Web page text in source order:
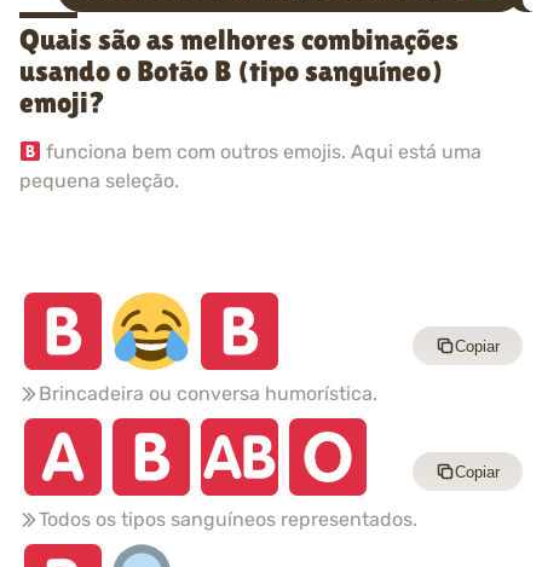
Quais são as melhores combinações
usando o Botão B (tipo sanguíneo)
emoji?
funciona bem com outros emojis. Aqui está uma
pequena seleção.
Brincadeira ou conversa humorística.
Copiar
Todos os tipos sanguíneos representados.
Copiar